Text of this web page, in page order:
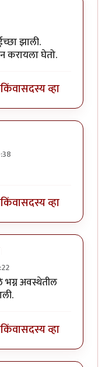
झाली.
करायला घेतो.
किंवासदस्य व्हा
किंवासदस्य व्हा
भग्न अवस्थेतील
किंवासदस्य व्हा